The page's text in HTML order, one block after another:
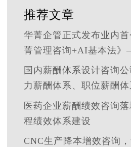
推荐文章
华菁企管正式发布业内
菁管理咨询+AI基本法
管理定义技术，让洞察
国内薪酬体系设计咨询
力薪酬体系、职位薪酬体
能薪酬体系的使用场景
医药企业薪酬绩效咨询
程绩效体系建设
CNC生产降本增效咨询